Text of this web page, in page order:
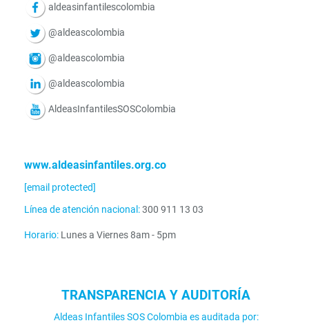
aldeasinfantilescolombia
@aldeascolombia
@aldeascolombia
@aldeascolombia
AldeasInfantilesSOSColombia
www.aldeasinfantiles.org.co
[email protected]
Línea de atención nacional:300 911 13 03
Horario: Lunes a Viernes 8am - 5pm
TRANSPARENCIA Y AUDITORÍA
Aldeas Infantiles SOS Colombia es auditada por: